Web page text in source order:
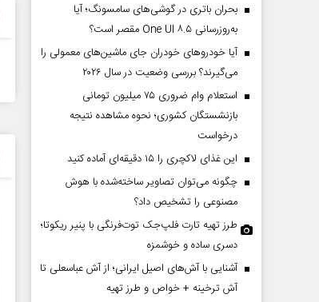
بحران باتری در گوشی‌های سامسونگ؛ آیا
به‌روزرسانی One UI ۸.۵ مقصر است؟
آیا خودروهای خودران جای ماشین‌های معمولی را
می‌گیرند؟ بررسی وضعیت در سال ۲۰۲۶
استعلام وام ضروری ۷۵ میلیون تومانی
بازنشستگان کشوری؛ نحوه مشاهده نتیجه
درخواست
این غذای لاکچری را ۱۵ دقیقه‌ای آماده کنید
چگونه می‌توان تصاویر ساخته‌شده با هوش
مصنوعی را تشخیص داد؟
طرز تهیه تارت فلپ‌جک توت‌فرنگی با پنیر ریکوتا؛
دسری ساده و خوشمزه
آشنایی با آش‌های اصیل ایرانی؛ از آش عباسعلی تا
آش ترخینه + خواص و طرز تهیه